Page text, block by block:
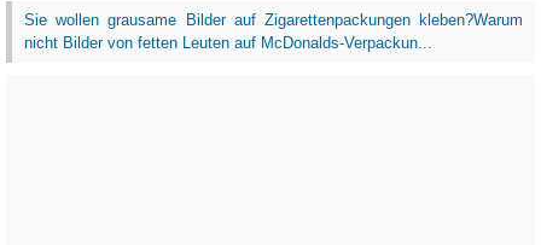
Sie wollen grausame Bilder auf Zigarettenpackungen kleben?Warum
nicht Bilder von fetten Leuten auf McDonalds-Verpackun...